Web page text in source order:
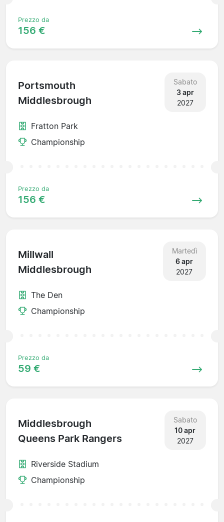
Prezzo da
156 €
Portsmouth
Middlesbrough
Sabato
3 apr
2027
Fratton Park
Championship
Prezzo da
156 €
Millwall
Middlesbrough
Martedì
6 apr
2027
The Den
Championship
Prezzo da
59 €
Middlesbrough
Queens Park Rangers
Sabato
10 apr
2027
Riverside Stadium
Championship